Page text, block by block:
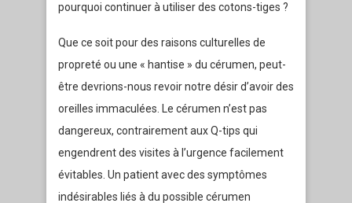
pourquoi continuer à utiliser des cotons-tiges ?
Que ce soit pour des raisons culturelles de
propreté ou une « hantise » du cérumen, peut-
être devrions-nous revoir notre désir d’avoir des
oreilles immaculées. Le cérumen n’est pas
dangereux, contrairement aux Q-tips qui
engendrent des visites à l’urgence facilement
évitables. Un patient avec des symptômes
indésirables liés à du possible cérumen